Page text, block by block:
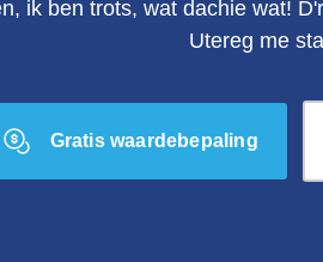
ik ben trots, wat dachie wat!
Utereg me
Gratis waardebepaling